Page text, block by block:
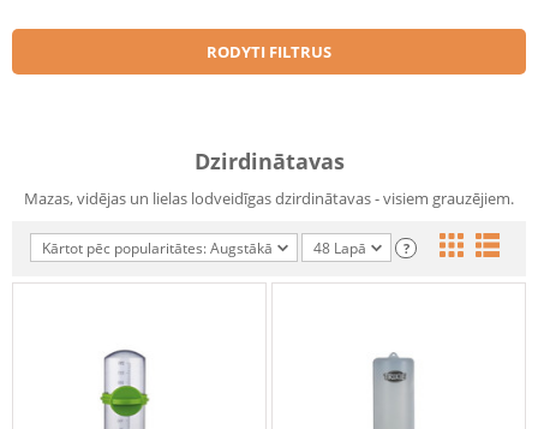
RODYTI FILTRUS
Dzirdinātavas
Mazas, vidējas un lielas lodveidīgas dzirdinātavas - visiem grauzējiem.
Kārtot pēc popularitātes: Augstākā 48 Lapā ?